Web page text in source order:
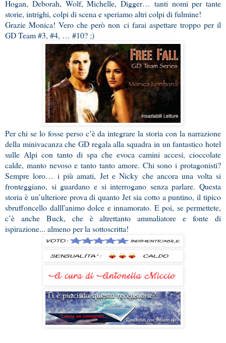
Hogan, Deborah, Wolf, Michelle, Digger… tanti nomi per tante
storie, intrighi, colpi di scena e speriamo altri colpi di fulmine!
Grazie Monica! Vero che però non ci farai aspettare troppo per il
GD Team #3, #4, … #10? ;)
Per chi se lo fosse perso c’è da integrare la storia con la narrazione
della minivacanza che GD regala alla squadra in un fantastico hotel
sulle Alpi con tanto di spa che evoca camini accesi, cioccolate
calde, manto nevoso e tanto tanto amore. Chi sono i protagonisti?
Sempre loro… i più amati, Jet e Nicky che ancora una volta si
fronteggiano, si guardano e si interrogano senza parlare. Questa
storia è un’ulteriore prova di quanto Jet sia cotto a puntino, il tipico
sbruffoncello dalll'animo dolce e innamorato. E poi, se permettete,
c’è anche Buck, che è altrettanto ammaliatore e fonte di
ispirazione... almeno per la sottoscritta!